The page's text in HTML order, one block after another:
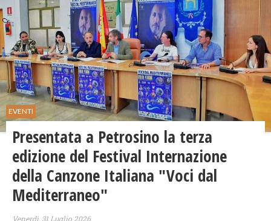
EVENTI
Presentata a Petrosino la terza
edizione del Festival Internazione
della Canzone Italiana "Voci dal
Mediterraneo"
Venerdì, 31 Luglio 2026